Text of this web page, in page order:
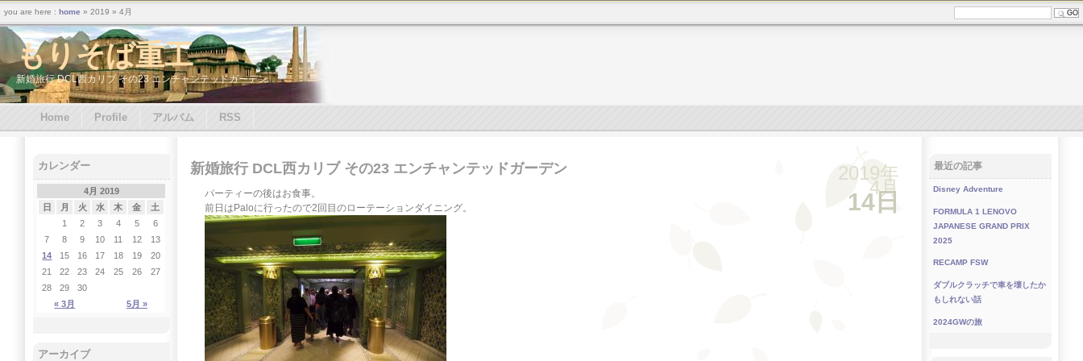
もりそば重工
新婚旅行 DCL西カリブ その23 エンチャンテッドガーデン
2019年
4月
14日
新婚旅行 DCL西カリブ その23 エンチャンテッドガーデン
パーティーの後はお食事。
前日はPaloに行ったので2回目のローテーションダイニング。
カレンダー
4月 2019
日
月 火 水 木 金 土
« 3月 5月 »
1 2 3 4 5
6
7
8 9 10 11 12
13
14
15 16 17 18 19
20
21
22 23 24 25 26
27
28
29 30
アーカイブ
最近の記事
Disney Adventure
FORMULA 1 LENOVO
JAPANESE GRAND PRIX
2025
RECAMP FSW
ダブルクラッチで車を壊したか
もしれない話
2024GWの旅
Home Profile アルバム RSS
you are here : home » 2019 » 4月